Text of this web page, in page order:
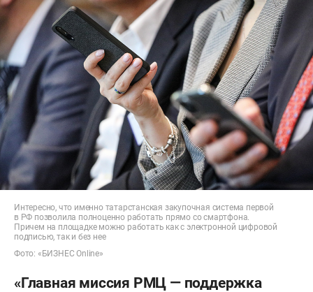
Интересно, что именно татарстанская закупочная система первой
в РФ позволила полноценно работать прямо со смартфона.
Причем на площадке можно работать как с электронной цифровой
подписью, так и без нее
Фото: «БИЗНЕС Online»
«Главная миссия РМЦ — поддержка